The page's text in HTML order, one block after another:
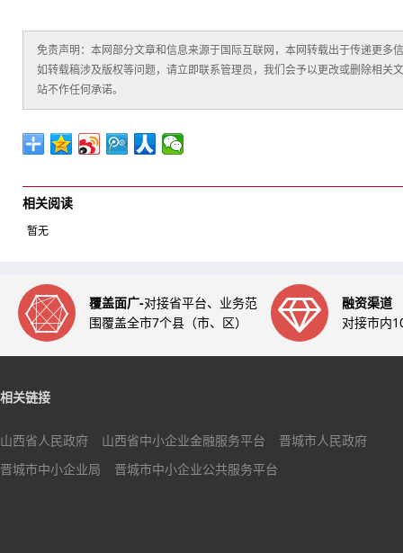
免责声明：本网部分文章和信息来源于国际互联网，本网转载出于传递更
如转载稿涉及版权等问题，请立即联系管理员，我们会予以更改或删除相
站不作任何承诺。
相关阅读
暂无
覆盖面广-对接省平台、业务范
围覆盖全市7个县（市、区）
融资渠道
对接市内
相关链接
山西省人民政府 山西省中小企业金融服务平台
晋城市人民政府
晋城市中小企业局
晋城市中小企业公共服务平台